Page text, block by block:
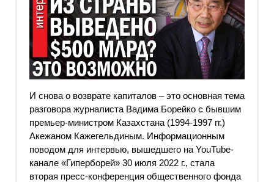
И снова о возврате капиталов – это основная тема
разговора журналиста Вадима Борейко с бывшим
премьер-министром Казахстана (1994-1997 гг.)
Акежаном Кажегельдиным. Информационным
поводом для интервью, вышедшего на YouTube-
канале «Гиперборей» 30 июля 2022 г., стала
вторая пресс-конференция общественного фонда